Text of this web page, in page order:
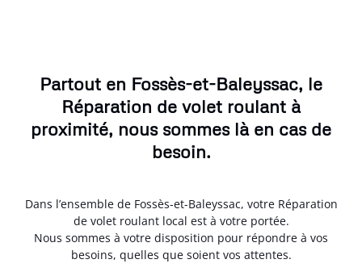
Partout en Fossès-et-Baleyssac, le
Réparation de volet roulant à
proximité, nous sommes là en cas de
besoin.
Dans l’ensemble de Fossès-et-Baleyssac, votre Réparation
de volet roulant local est à votre portée.
Nous sommes à votre disposition pour répondre à vos
besoins, quelles que soient vos attentes.